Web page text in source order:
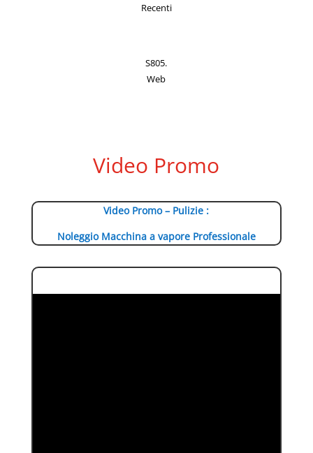
Recenti
S805.
Web
Video Promo
Video Promo – Pulizie :
Noleggio Macchina a vapore Professionale